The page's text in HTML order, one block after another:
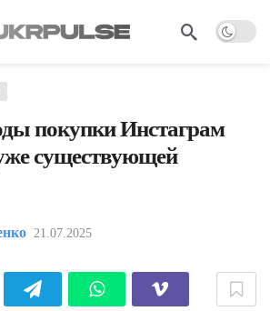
покупки Инстаграм
существующей
21.07.2025